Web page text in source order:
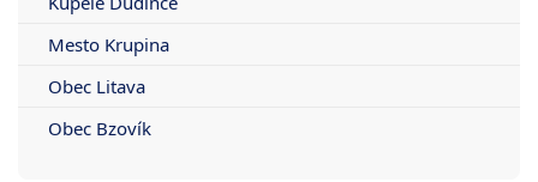
Mesto Krupina
Obec Litava
Obec Bzovík